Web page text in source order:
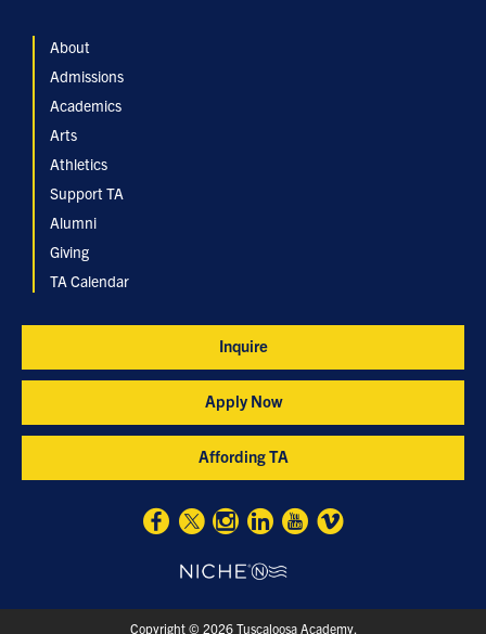
About
Admissions
Academics
Arts
Athletics
Support TA
Alumni
Giving
TA Calendar
Inquire
Apply Now
Affording TA
Copyright © 2026 Tuscaloosa Academy.